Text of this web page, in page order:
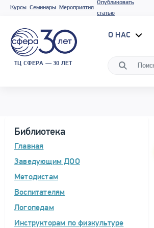
Курсы Семинары Мероприятия
Опубликовать
статью
ТЦ СФЕРА — 30 ЛЕТ
О НАС
Библиотека
Главная
Заведующим ДОО
Методистам
Воспитателям
Логопедам
Инструкторам по физкультуре